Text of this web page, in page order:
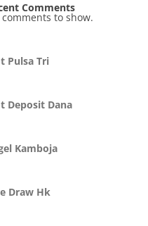
Comments
comments to show.
Pulsa Tri
Deposit Dana
Kamboja
Draw Hk